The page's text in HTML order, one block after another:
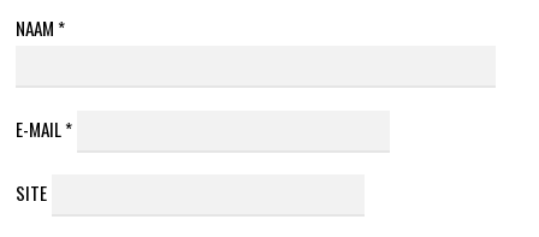
NAAM *
E-MAIL*
SITE